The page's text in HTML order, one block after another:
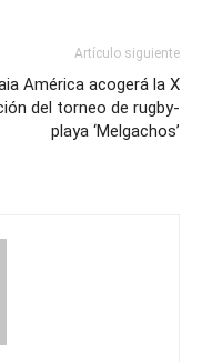
Artículo siguiente
América acogerá la X
del torneo de rugby-
playa ‘Melgachos’